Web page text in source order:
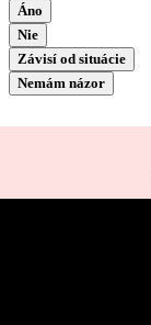
Áno
Nie
Závisí od situácie
Nemám názor